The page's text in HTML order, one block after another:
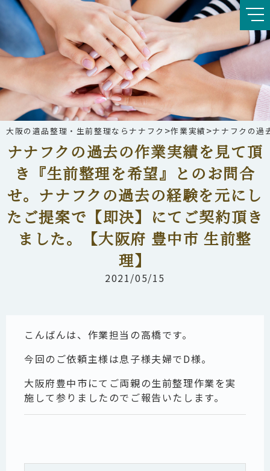
大阪の遺品整理・生前整理ならナナフク >作業実績 >ナナフクの過
ナナフクの過去の作業実績を見て頂
き『生前整理を希望』とのお問合
せ。ナナフクの過去の経験を元にし
たご提案で【即決】にてご契約頂き
ました。【大阪府 豊中市 生前整
理】
2021/05/15
こんばんは、作業担当の高橋です。
今回のご依頼主様は息子様夫婦でD様。
大阪府豊中市にてご両親の生前整理作業を実
施して参りましたのでご報告いたします。